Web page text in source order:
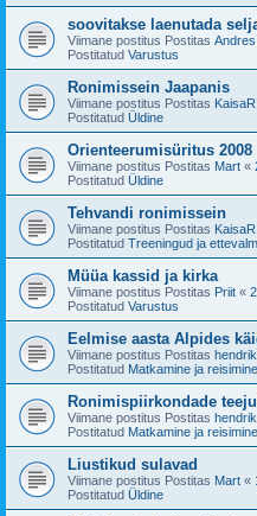
soovitakse laenutada
Viimane postitus Postitas Andres
Postitatud Varustus
Ronimissein Jaapanis
Viimane postitus Postitas KaisaR
Postitatud Üldine
Orienteerumisüritus 2008
Viimane postitus Postitas Mart «
Postitatud Üldine
Tehvandi ronimissein
Viimane postitus Postitas KaisaR
Postitatud Treeningud ja
Müüa kassid ja kirka
Viimane postitus Postitas Priit «
Postitatud Varustus
Eelmise aasta Alpides
Viimane postitus Postitas hendrik
Postitatud Matkamine ja reisimine
Ronimispiirkondade
Viimane postitus Postitas hendrik
Postitatud Matkamine ja reisimine
Liustikud sulavad
Viimane postitus Postitas Mart «
Postitatud Üldine